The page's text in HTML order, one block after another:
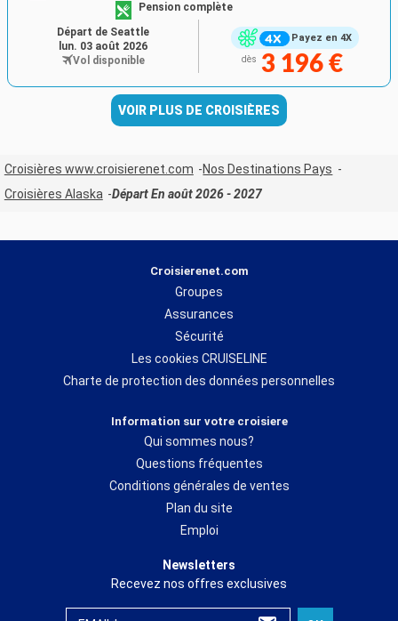
Payez en 4X
Pension complète
dès 3 196 €
Départ de Seattle
lun. 03 août 2026
Vol disponible
VOIR PLUS DE CROISIÈRES
Croisières www.croisierenet.com
Nos Destinations Pays
Croisières Alaska
Départ En août 2026 - 2027
Croisierenet.com
Groupes
Assurances
Sécurité
Les cookies CRUISELINE
Charte de protection des données personnelles
Information sur votre croisiere
Qui sommes nous?
Questions fréquentes
Conditions générales de ventes
Plan du site
Emploi
Newsletters
Recevez nos offres exclusives